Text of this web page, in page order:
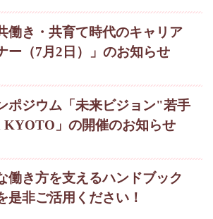
働き・共育て時代のキャリア
ー（7月2日）」のお知らせ
ポジウム「未来ビジョン"若手
KYOTO」の開催のお知らせ
働き方を支えるハンドブック
是非ご活用ください！